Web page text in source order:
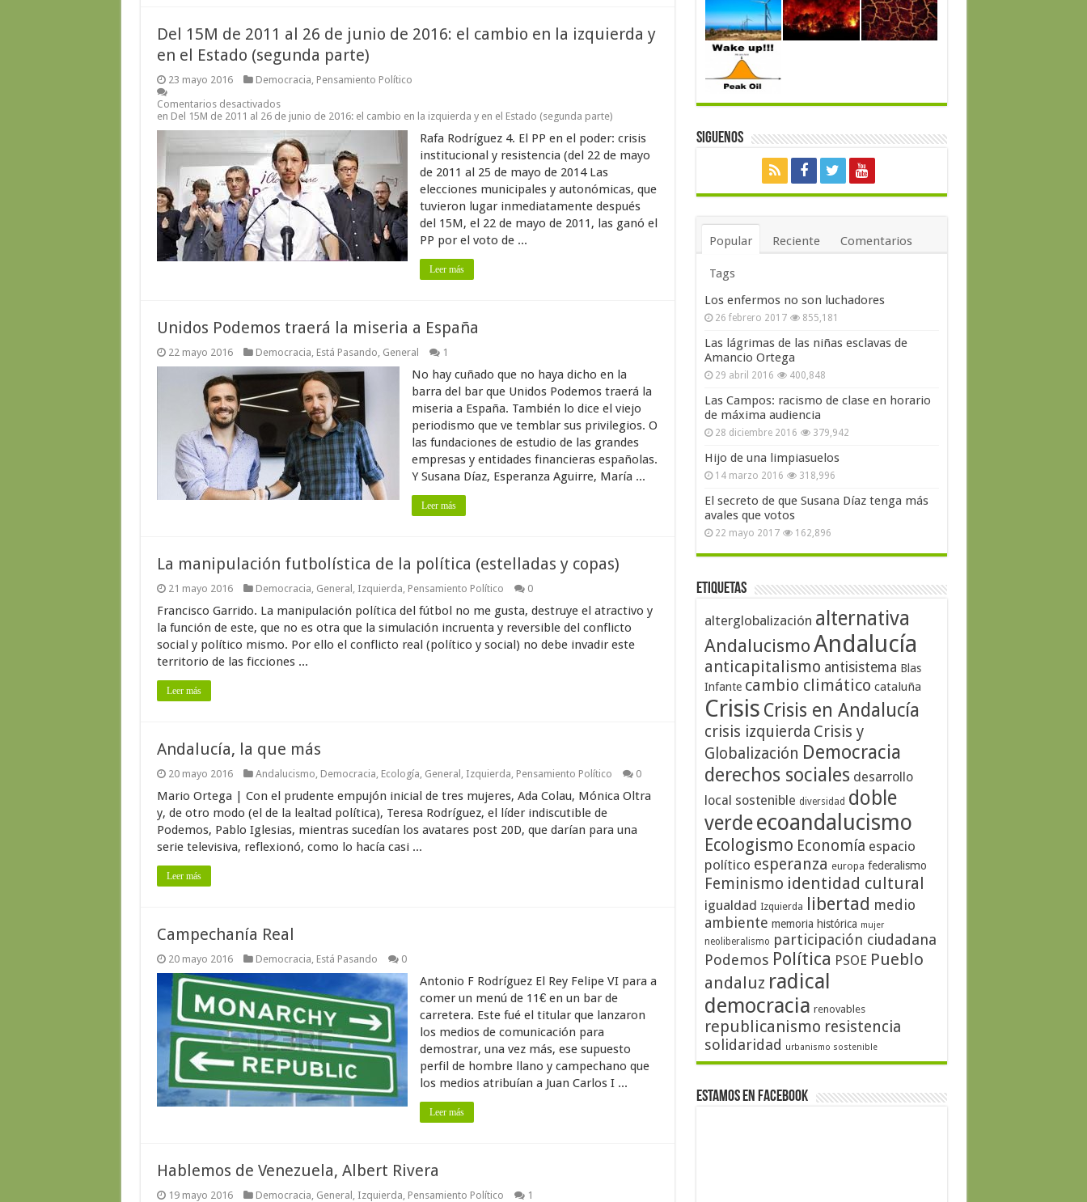
Del 15M de 2011 al 26 de junio de 2016: el cambio en la izquierda y
en el Estado (segunda parte)
23 mayo 2016 Democracia, Pensamiento Político
Comentarios desactivados
en Del 15M de 2011 al 26 de junio de 2016: el cambio en la izquierda y en el Estado (segunda parte)
Rafa Rodríguez 4. El PP en el poder: crisis
institucional y resistencia (del 22 de mayo
de 2011 al 25 de mayo de 2014 Las
elecciones municipales y autonómicas, que
tuvieron lugar inmediatamente después
del 15M, el 22 de mayo de 2011, las ganó el
PP por el voto de ...
Leer más
Unidos Podemos traerá la miseria a España
22 mayo 2016 Democracia, Está Pasando, General 1
No hay cuñado que no haya dicho en la
barra del bar que Unidos Podemos traerá la
miseria a España. También lo dice el viejo
periodismo que ve temblar sus privilegios. O
las fundaciones de estudio de las grandes
empresas y entidades financieras españolas.
Y Susana Díaz, Esperanza Aguirre, María ...
Leer más
La manipulación futbolística de la política (estelladas y copas)
21 mayo 2016 Democracia, General , Izquierda, Pensamiento Político 0
Francisco Garrido. La manipulación política del fútbol no me gusta, destruye el atractivo y
la función de este, que no es otra que la simulación incruenta y reversible del conflicto
social y político mismo. Por ello el conflicto real (político y social) no debe invadir este
territorio de las ficciones ...
Leer más
Andalucía, la que más
20 mayo 2016 Andalucismo, Democracia, Ecología, General , Izquierda, Pensamiento Político 0
Mario Ortega | Con el prudente empujón inicial de tres mujeres, Ada Colau, Mónica Oltra
y, de otro modo (el de la lealtad política), Teresa Rodríguez, el líder indiscutible de
Podemos, Pablo Iglesias, mientras sucedían los avatares post 20D, que darían para una
serie televisiva, reflexionó, como lo hacía casi ...
Leer más
Campechanía Real
20 mayo 2016 Democracia, Está Pasando 0
Antonio F Rodríguez El Rey Felipe VI para a
comer un menú de 11€ en un bar de
carretera. Este fué el titular que lanzaron
los medios de comunicación para
demostrar, una vez más, ese supuesto
perfil de hombre llano y campechano que
los medios atribuían a Juan Carlos I ...
Leer más
Hablemos de Venezuela, Albert Rivera
19 mayo 2016 Democracia, General , Izquierda, Pensamiento Político 1
Siguenos
Popular Reciente Comentarios
Tags
Los enfermos no son luchadores
26 febrero 2017 855,181
Las lágrimas de las niñas esclavas de
Amancio Ortega
29 abril 2016 400,848
Las Campos: racismo de clase en horario
de máxima audiencia
28 diciembre 2016 379,942
Hijo de una limpiasuelos
14 marzo 2016 318,996
El secreto de que Susana Díaz tenga más
avales que votos
22 mayo 2017 162,896
Etiquetas
alterglobalización alternativa
AndalucismoAndalucía
anticapitalismo antisistema Blas
Infante cambio climático cataluña
Crisis Crisis en Andalucía
crisis izquierda Crisis y
Globalización Democracia
derechos sociales desarrollo
local sostenible diversidad doble
verdeecoandalucismo
Ecologismo Economía espacio
político esperanza europa federalismo
Feminismo identidad cultural
igualdad Izquierda libertad medio
ambiente memoria histórica mujer
neoliberalismo participación ciudadana
Podemos Política PSOE Pueblo
andaluz radical
democracia renovables
republicanismo resistencia
solidaridad urbanismo sostenible
Estamos en Facebook